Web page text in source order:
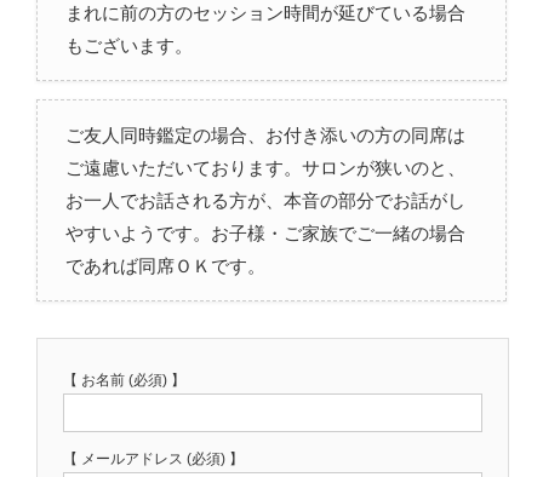
まれに前の方のセッション時間が延びている場合
もございます。
ご友人同時鑑定の場合、お付き添いの方の同席は
ご遠慮いただいております。サロンが狭いのと、
お一人でお話される方が、本音の部分でお話がし
やすいようです。お子様・ご家族でご一緒の場合
であれば同席ＯＫです。
【 お名前 (必須) 】
【 メールアドレス (必須) 】